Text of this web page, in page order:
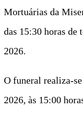
Mortuárias da
das 15:30 horas de
2026.
O funeral realiza-
2026, às 15:00